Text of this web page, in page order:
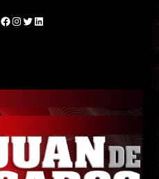
Facebook
Instagram
Twitter
LinkedIn